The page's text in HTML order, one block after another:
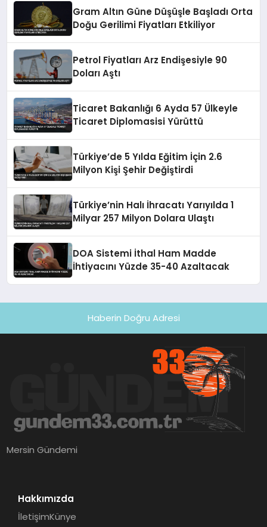
Gram Altın Güne Düşüşle Başladı Orta
Doğu Gerilimi Fiyatları Etkiliyor
Petrol Fiyatları Arz Endişesiyle 90
Doları Aştı
Ticaret Bakanlığı 6 Ayda 57 Ülkeyle
Ticaret Diplomasisi Yürüttü
Türkiye’de 5 Yılda Eğitim İçin 2.6
Milyon Kişi Şehir Değiştirdi
Türkiye’nin Halı İhracatı Yarıyılda 1
Milyar 257 Milyon Dolara Ulaştı
DOA Sistemi İthal Ham Madde
İhtiyacını Yüzde 35-40 Azaltacak
Haberin Doğru Adresi
Mersin Gündemi
Hakkımızda
İletişimKünye